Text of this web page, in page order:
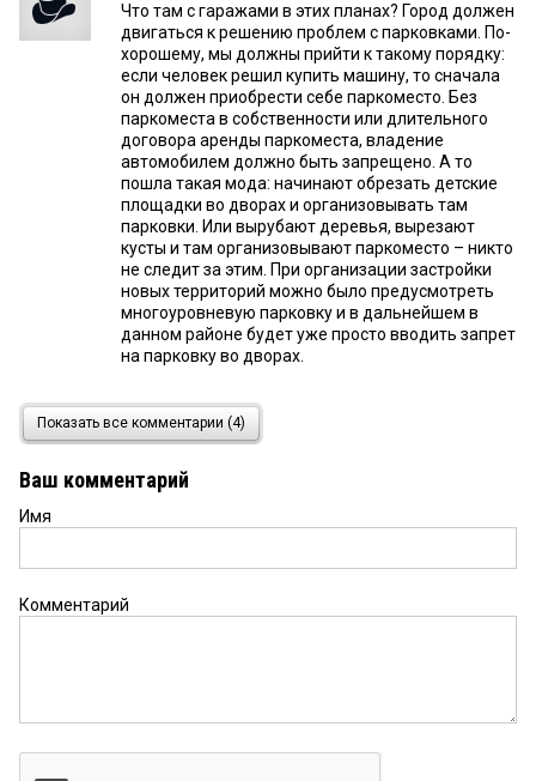
Что там с гаражами в этих планах? Город должен
двигаться к решению проблем с парковками. По-
хорошему, мы должны прийти к такому порядку:
если человек решил купить машину, то сначала
он должен приобрести себе паркоместо. Без
паркоместа в собственности или длительного
договора аренды паркоместа, владение
автомобилем должно быть запрещено. А то
пошла такая мода: начинают обрезать детские
площадки во дворах и организовывать там
парковки. Или вырубают деревья, вырезают
кусты и там организовывают паркоместо – никто
не следит за этим. При организации застройки
новых территорий можно было предусмотреть
многоуровневую парковку и в дальнейшем в
данном районе будет уже просто вводить запрет
на парковку во дворах.
Мазута Шилен 6 августа 2024 в 12:50:
Чё земли мало?
Показать все комментарии (4)
Ваш комментарий
Имя
Комментарий